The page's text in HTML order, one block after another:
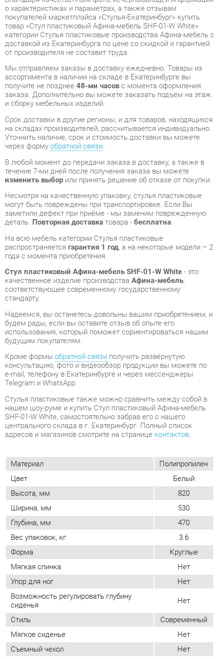
доставкой из Екатеринбурга по цене со скидкой и гарантией
от производителя не составит труда.
Мы отправляем заказы в доставку ежедневно. Товары из
ассортимента в наличии на складе в Екатеринбурге вы
получите не позднее48-ми часовс момента оформления
заказа. Дополнительно вы можете заказать подъём на этаж
и сборку мебельных изделий.
Срок доставки в другие регионы, и для товаров, находящихся
на складах производителей, рассчитывается индивидуально.
Уточнить наличие, срок и стоимость доставки вы можете
через формуобратной связи.
В любой момент до передачи заказа в доставку, а также в
течение 7-ми дней после получения заказа вы можете
изменить выборили принять решение об отказе от покупки.
Несмотря на качественную упаковку, стулья пластиковые
могут быть повреждены при транспортировке. Если Вы
заметили дефект при приёме - мы заменим поврежденную
деталь.Повторная доставкатовара -бесплатна.
На всю мебель категории Стулья пластиковые
распространяетсягарантия 1 год, а на некоторые модели – 2
года с момента приобретения.
Стул пластиковый Афина-мебель SHF-01-W White
качественное изделие производства
соответствующее современному государственному
стандарту.
Надеемся, вы останетесь довольны вашим приобретением, и
будем рады, если вы оставите отзыв об опыте его
использования, который поможет сориентироваться нашим
будущим покупателям.
консультацию, фото и видеообзор продукции вы можете по
e-mail, телефону в Екатеринбурге и через мессенджеры
Telegram и WhatsApp.
нашем шоу-руме и купить Стул пластиковый Афина-мебель
SHF-01-W White, самостоятельно забрав его с нашего
центрального склада в г. Екатеринбург. Полный список
адресов и магазинов смотрите на странице
Материал
Полипропилен
Цвет
Белый
Высота, мм
820
Глубина, мм
470
Вес упаковок, кг
3.6
Форма
Круглые
Мягкая спинка
Нет
Упор для ног
Нет
Возможность регулировать глубину
сиденья
Нет
Стиль
Современный
Мягкое сиденье
Нет
Съемный чехол
Нет
Возможность регулировать высоту
сиденья
Растущие (детские стулья) Нет
ОТЗЫВЫ